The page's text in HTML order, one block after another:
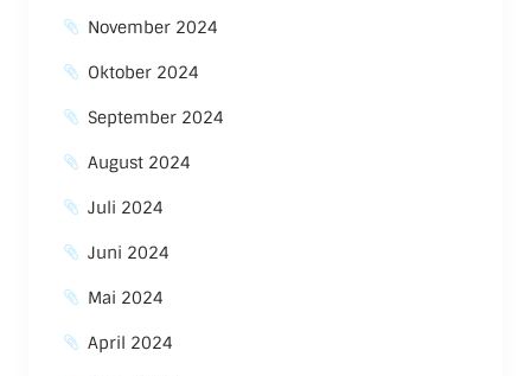
November 2024
Oktober 2024
September 2024
August 2024
Juli 2024
Juni 2024
Mai 2024
April 2024